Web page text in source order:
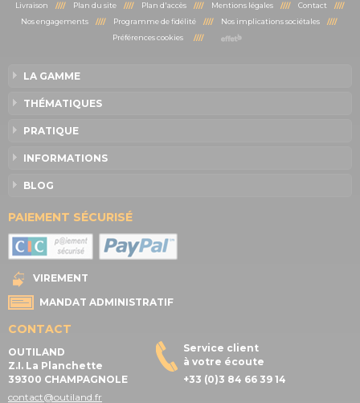
Livraison //// Plan du site //// Plan d'accès //// Mentions légales //// Contact ////
Nos engagements//// Programme de fidélité//// Nos implications sociétales////
Préférences cookies
////
LA GAMME
THÉMATIQUES
PRATIQUE
INFORMATIONS
BLOG
PAIEMENT SÉCURISÉ
VIREMENT
MANDAT ADMINISTRATIF
CONTACT
OUTILAND
Z.I. La Planchette
39300 CHAMPAGNOLE
contact@outiland.fr
Service client
à votre écoute
+33 (0)3 84 66 39 14